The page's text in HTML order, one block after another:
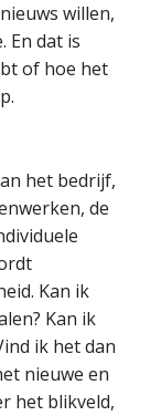
willen,
En dat is
of hoe het
het bedrijf,
de
Kan ik
Kan ik
ik het dan
nieuwe en
het blikveld,